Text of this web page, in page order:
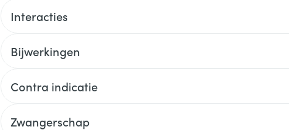
Interacties
Bijwerkingen
Contra indicatie
Zwangerschap